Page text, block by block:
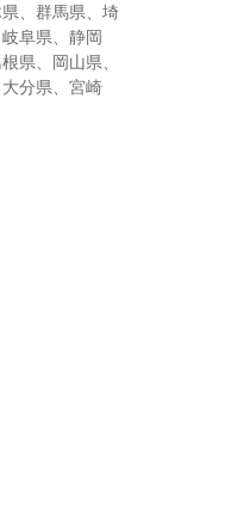
、群馬県、埼
阜県、静岡
県、岡山県、
分県、宮崎